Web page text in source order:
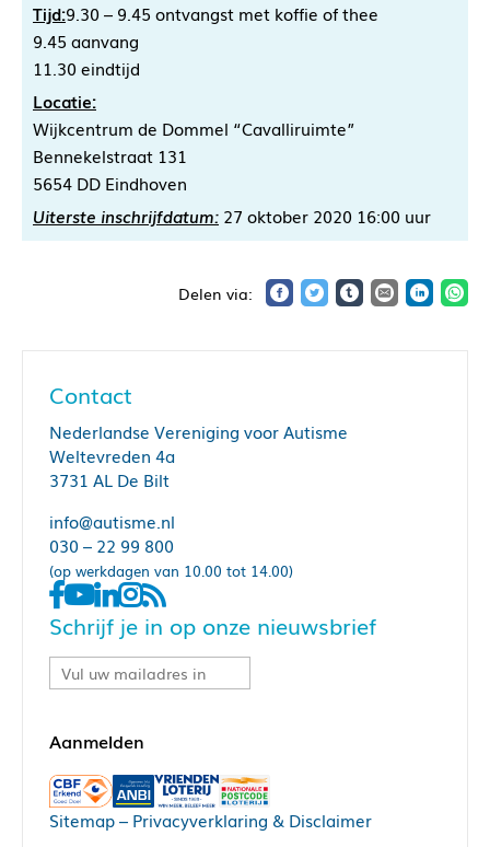
Tijd:9.30 – 9.45 ontvangst met koffie of thee
9.45 aanvang
11.30 eindtijd
Locatie:
Wijkcentrum de Dommel “Cavalliruimte”
Bennekelstraat 131
5654 DD Eindhoven
Uiterste inschrijfdatum: 27 oktober 2020 16:00 uur
Contact
Nederlandse Vereniging voor Autisme
Weltevreden 4a
3731 AL De Bilt
info@autisme.nl
030 – 22 99 800
(op werkdagen van 10.00 tot 14.00)
Schrijf je in op onze nieuwsbrief
Sitemap– Privacyverklaring & Disclaimer